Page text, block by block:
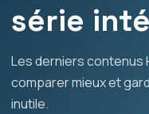
série
Les derniers contenus
comparer mieux et
inutile.